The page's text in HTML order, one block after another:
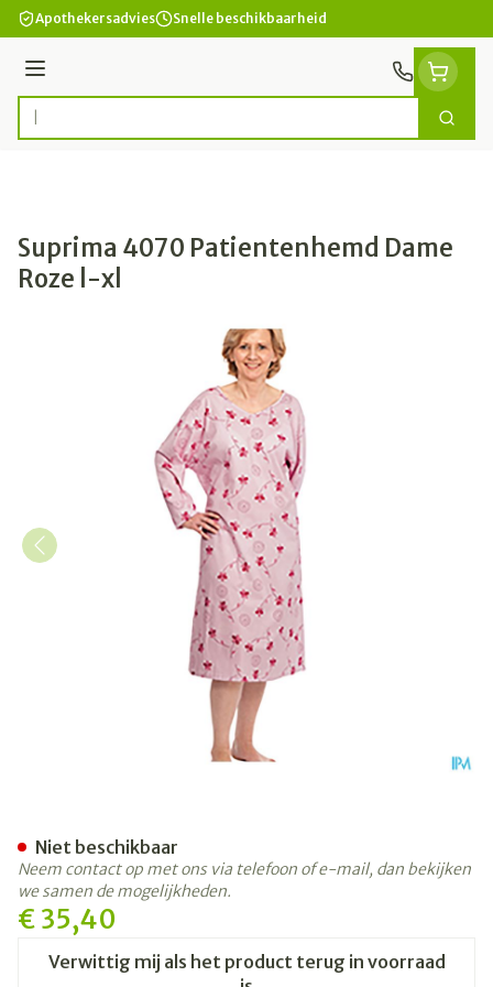
Ga naar de inhoud
Apothekersadvies Snelle beschikbaarheid
Menu
Product, merk, categorie... Zoek
Suprima 4070 Patientenhemd Dame
Roze l-xl
€ 35,40
Verwittig mij als het product terug in voorraad
Niet beschikbaar
Neem contact op met ons via telefoon of e-mail, dan bekijken
we samen de mogelijkheden.